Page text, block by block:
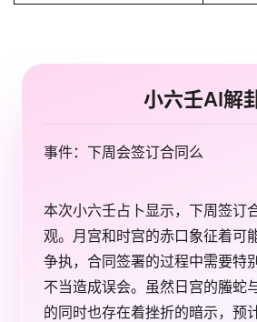
小六壬AI解
事件：下周会签订合同么
本次小六壬占卜显示，下周签订
观。月宫和时宫的赤口象征着可
争执，合同签署的过程中需要特
不当造成误会。虽然日宫的螣蛇
的同时也存在着挫折的暗示，预